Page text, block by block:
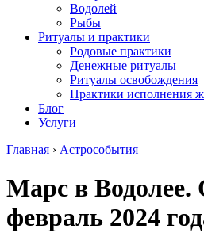
Водолей
Рыбы
Ритуалы и практики
Родовые практики
Денежные ритуалы
Ритуалы освобождения
Практики исполнения
Блог
Услуги
Главная › Астрособытия
Марс в
февраль 2024